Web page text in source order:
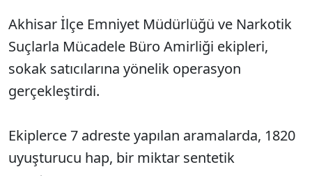
Akhisar İlçe Emniyet Müdürlüğü ve Narkotik
Suçlarla Mücadele Büro Amirliği ekipleri,
sokak satıcılarına yönelik operasyon
gerçekleştirdi.
Ekiplerce 7 adreste yapılan aramalarda, 1820
uyuşturucu hap, bir miktar sentetik